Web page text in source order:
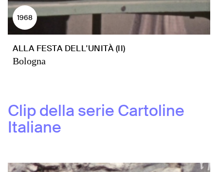
1968
ALLA FESTA DELL'UNITÀ (II)
Bologna
Clip della serie Cartoline
Italiane